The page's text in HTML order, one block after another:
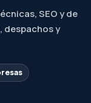
SEO y de
despachos y